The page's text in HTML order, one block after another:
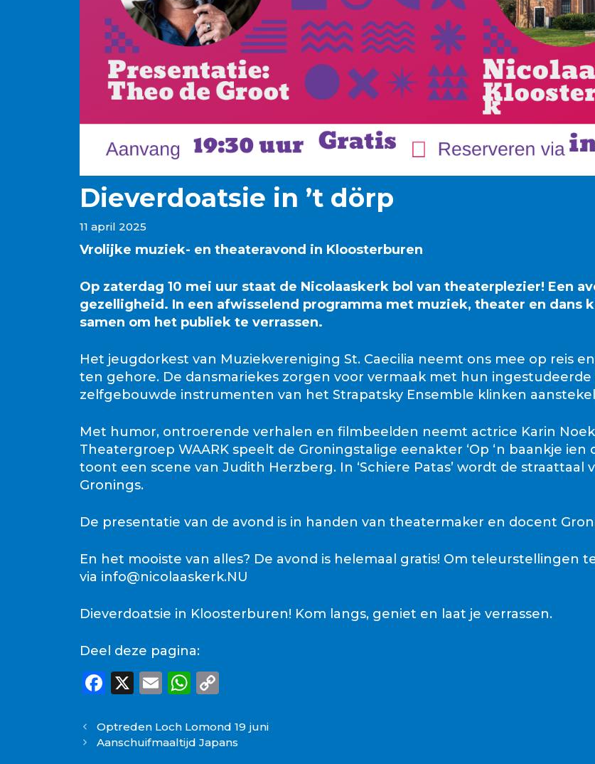
Dieverdoatsie in ’t dörp
11 april 2025
Vrolijke muziek- en theateravond in Kloosterburen
Op zaterdag 10 mei uur staat de Nicolaaskerk bol van theaterplezier! Een
gezelligheid. In een afwisselend programma met muziek, theater en dans
samen om het publiek te verrassen.
Het jeugdorkest van Muziekvereniging St. Caecilia neemt ons mee op reis
ten gehore. De dansmariekes zorgen voor vermaak met hun
zelfgebouwde instrumenten van het Strapatsky Ensemble klinken
Met humor, ontroerende verhalen en filmbeelden neemt actrice Karin
Theatergroep WAARK speelt de Groningstalige eenakter ‘Op ‘n baankje
toont een scene van Judith Herzberg. In ‘Schiere Patas’ wordt de
Gronings.
De presentatie van de avond is in handen van theatermaker en docent
En het mooiste van alles? De avond is helemaal gratis! Om teleurstellingen
via info@nicolaaskerk.NU
Dieverdoatsie in Kloosterburen! Kom langs, geniet en laat je verrassen.
Deel deze pagina:
F
c
e
X
E
ai
l
W
a
ts
p
y
Optreden Loch Lomond 19 juni
Aanschuifmaaltijd Japans